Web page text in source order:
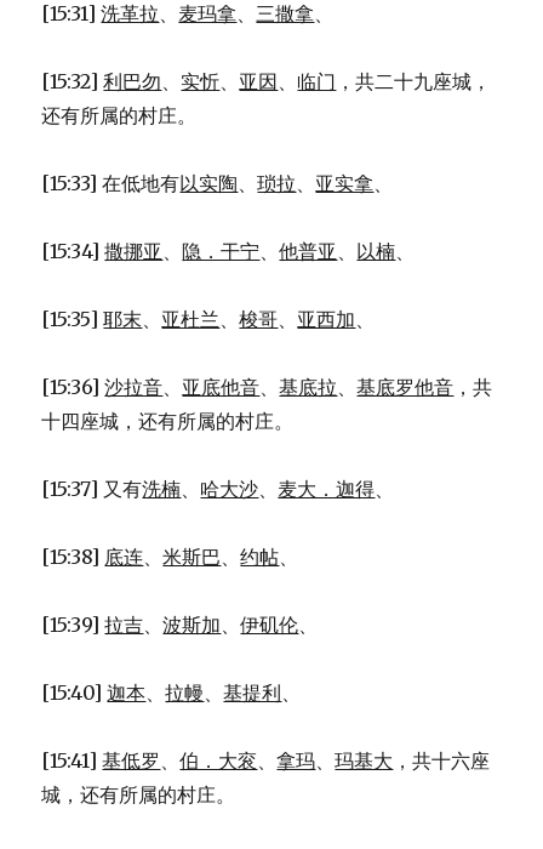
[15:31]洗革拉、 麦玛拿、三撒拿、
[15:32]利巴勿、 实忻、 亚因、 临门 ，共二十九座城，
还有所属的村庄。
[15:33] 在低地有以实陶、琐拉、 亚实拿、
[15:34]撒挪亚 、 隐．干宁、他普亚 、 以楠、
[15:35]耶末、 亚杜兰、梭哥、 亚西加、
[15:36]沙拉音、 亚底他音、基底拉、基底罗他音 ，共
十四座城，还有所属的村庄。
[15:37] 又有洗楠、 哈大沙、 麦大．迦得、
[15:38] 底连、米斯巴、约帖、
[15:39]拉吉、波斯加、伊矶伦、
[15:40]迦本、拉幔、基提利、
[15:41]基低罗 、伯．大衮、拿玛、玛基大 ，共十六座
城，还有所属的村庄。